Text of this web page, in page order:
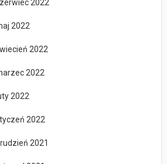
2022
2022
2022
2022
2022
2022
2021